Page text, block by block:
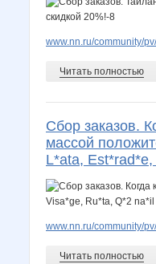
www.nn.ru/community/
Читать полностью
Сбор заказов.
массой
L*ata,
www.nn.ru/community/
Читать полностью